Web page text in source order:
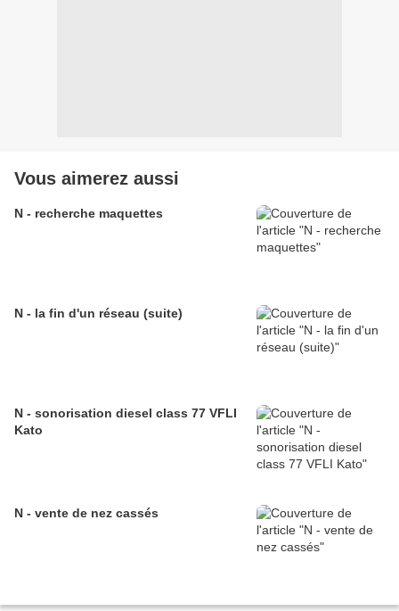
Vous aimerez aussi
N - recherche maquettes
N - la fin d'un réseau (suite)
N - sonorisation diesel class 77 VFLI
Kato
N - vente de nez cassés